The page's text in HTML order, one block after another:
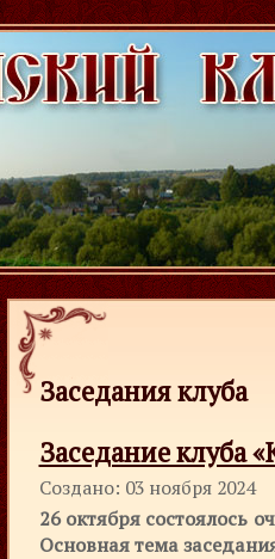
Заседания клуба
Заседание клуба
Создано: 03 ноября 2024
26 октября состоялось
Основная тема